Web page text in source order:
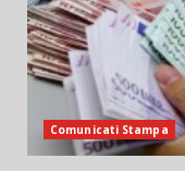
Comunicati Stampa